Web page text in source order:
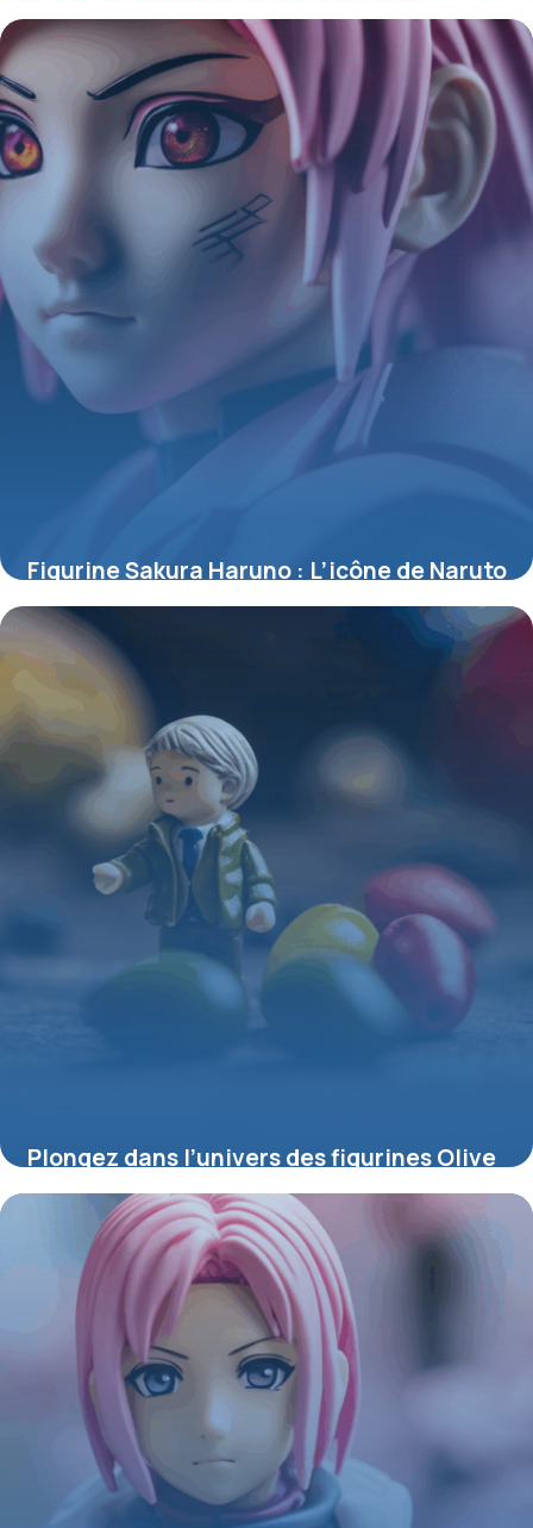
Symbole de la fureur et de la tradition
Fenrissienne
4 juillet 2025
Figurine Sakura Haruno : L’icône de Naruto
sublimée en objet de collection
4 juillet 2025
Plongez dans l’univers des figurines Olive
et Tom : passion, rivalités et collection
4 juillet 2025